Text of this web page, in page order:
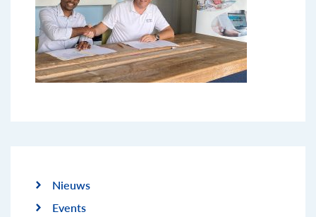
Nieuws
Events